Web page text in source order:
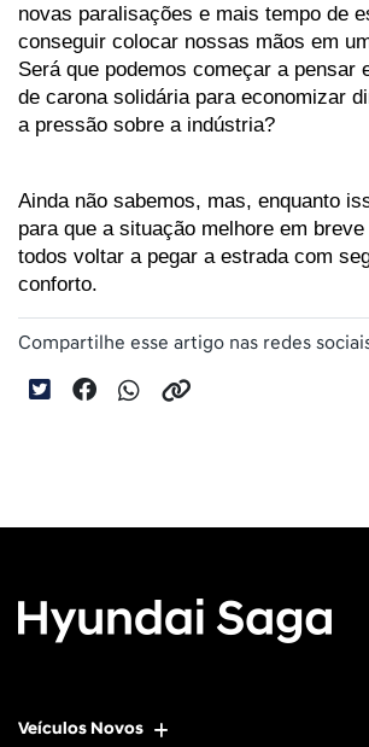
novas paralisações e mais tempo de
conseguir colocar nossas mãos em
Será que podemos começar a pensar
de carona solidária para economizar
a pressão sobre a indústria?
Ainda não sabemos, mas, enquanto
para que a situação melhore em
todos voltar a pegar a estrada com
conforto.
Compartilhe esse artigo nas redes
Veículos Novos